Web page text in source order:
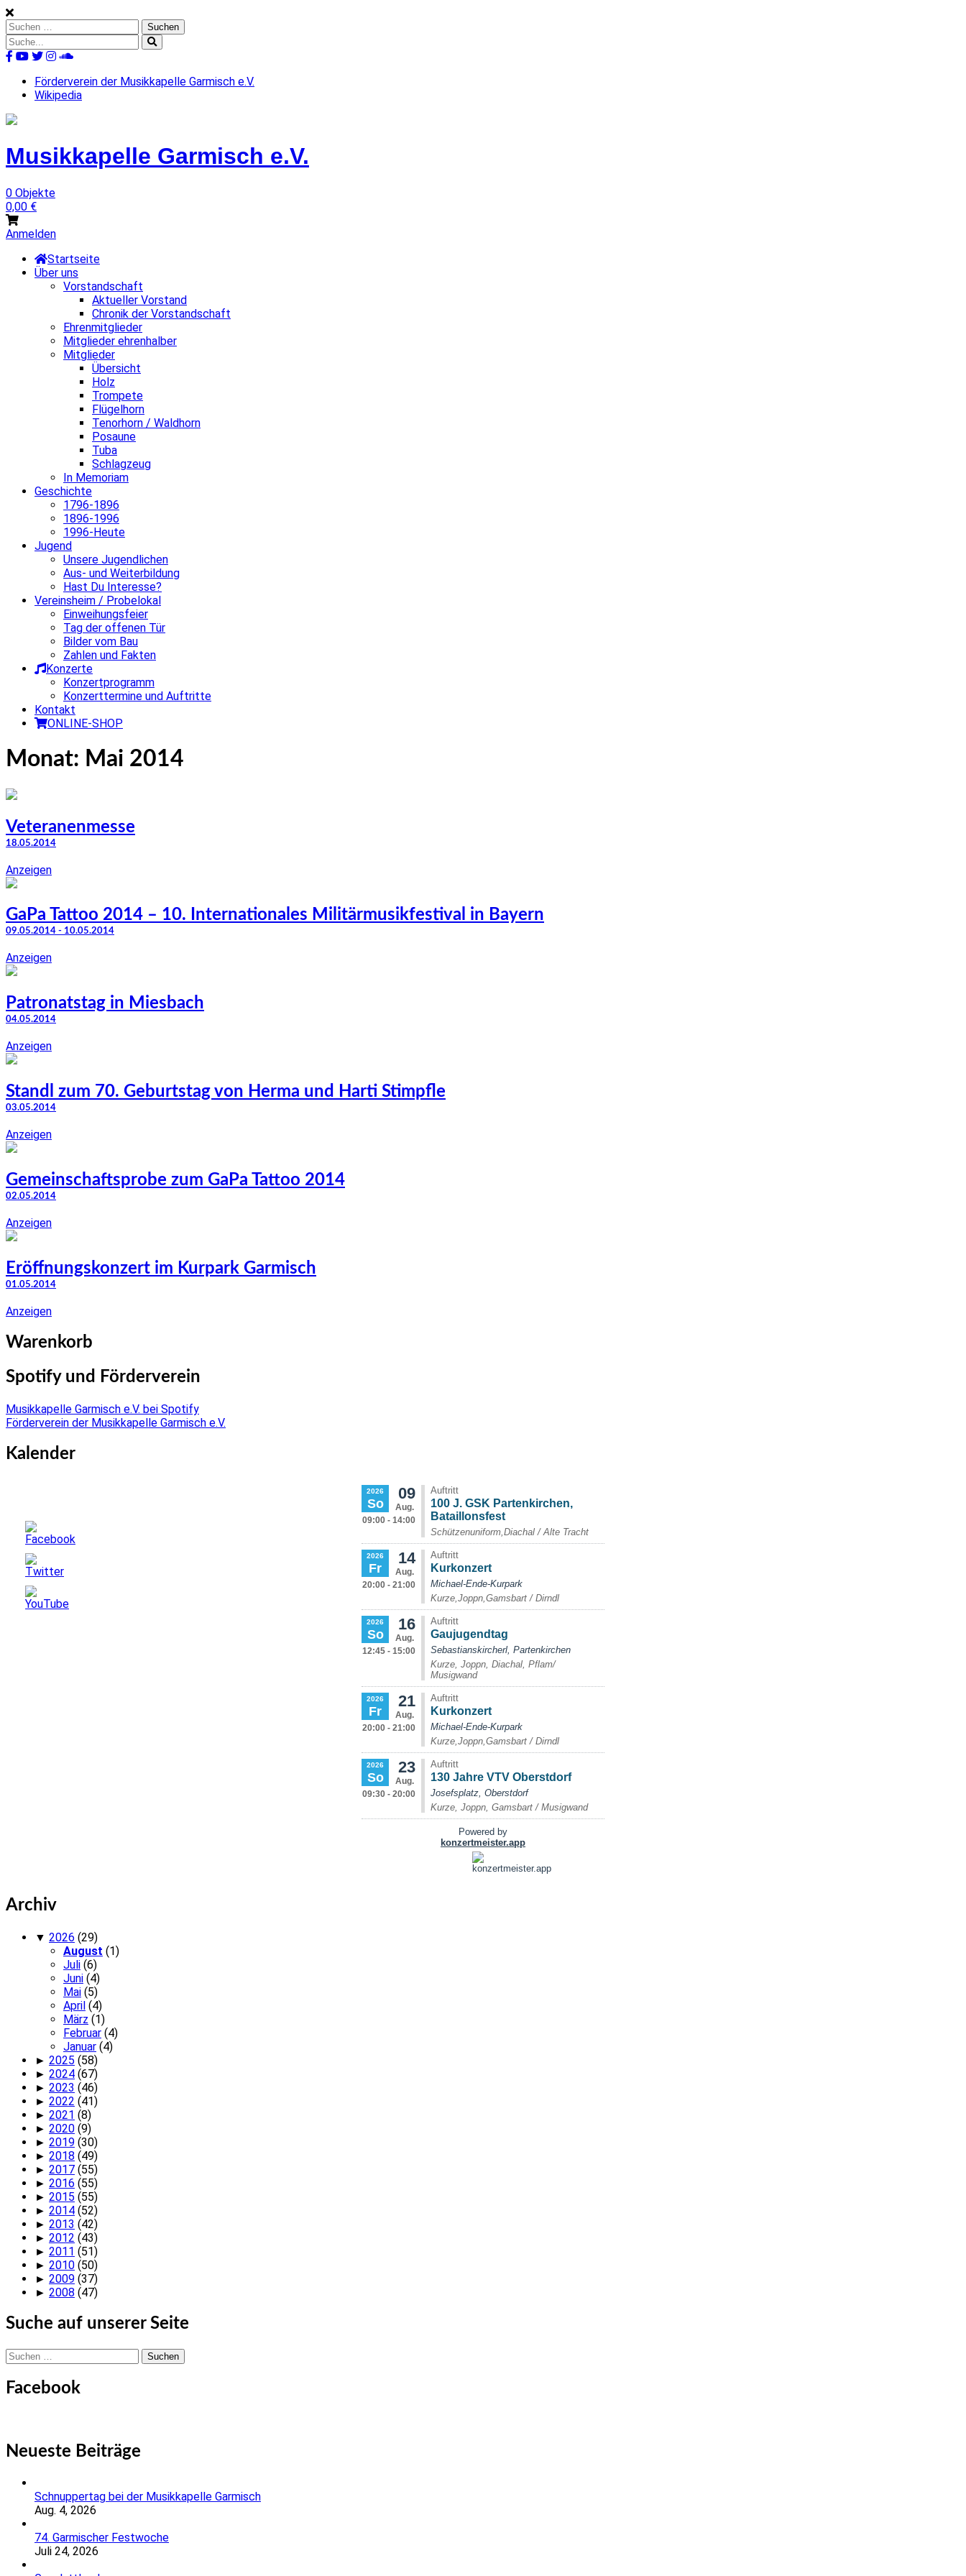
Skip
to
content
Suchen
nach:
Suche
nach:
Förderverein der Musikkapelle Garmisch e.V.
Wikipedia
Musikkapelle Garmisch e.V.
0 Objekte
0,00 €
Anmelden
Startseite
Über uns
Vorstandschaft
Aktueller Vorstand
Chronik der Vorstandschaft
Ehrenmitglieder
Mitglieder ehrenhalber
Mitglieder
Übersicht
Holz
Trompete
Flügelhorn
Tenorhorn / Waldhorn
Posaune
Tuba
Schlagzeug
In Memoriam
Geschichte
1796-1896
1896-1996
1996-Heute
Jugend
Unsere Jugendlichen
Aus- und Weiterbildung
Hast Du Interesse?
Vereinsheim / Probelokal
Einweihungsfeier
Tag der offenen Tür
Bilder vom Bau
Zahlen und Fakten
Konzerte
Konzertprogramm
Konzerttermine und Auftritte
Kontakt
ONLINE-SHOP
Monat: Mai 2014
Veteranenmesse
18.05.2014
Anzeigen
GaPa Tattoo 2014 – 10. Internationales Militärmusikfestival in Bayern
09.05.2014 - 10.05.2014
Anzeigen
Patronatstag in Miesbach
04.05.2014
Anzeigen
Standl zum 70. Geburtstag von Herma und Harti Stimpfle
03.05.2014
Anzeigen
Gemeinschaftsprobe zum GaPa Tattoo 2014
02.05.2014
Anzeigen
Eröffnungskonzert im Kurpark Garmisch
01.05.2014
Anzeigen
Warenkorb
Spotify und Förderverein
Musikkapelle Garmisch e.V. bei Spotify
Förderverein der Musikkapelle Garmisch e.V.
Kalender
Archiv
▼ 2026 (29)
August (1)
Juli (6)
Juni (4)
Mai (5)
April (4)
März (1)
Februar (4)
Januar (4)
► 2025 (58)
► 2024 (67)
► 2023 (46)
► 2022 (41)
► 2021 (8)
► 2020 (9)
► 2019 (30)
► 2018 (49)
► 2017 (55)
► 2016 (55)
► 2015 (55)
► 2014 (52)
► 2013 (42)
► 2012 (43)
► 2011 (51)
► 2010 (50)
► 2009 (37)
► 2008 (47)
Suche auf unserer Seite
Suchen
nach:
Facebook
Neueste Beiträge
Schnuppertag bei der Musikkapelle Garmisch
Aug. 4, 2026
74. Garmischer Festwoche
Juli 24, 2026